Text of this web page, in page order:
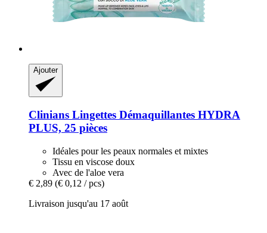
Ajouter
Clinians Lingettes Démaquillantes HYDRA
PLUS, 25 pièces
Idéales pour les peaux normales et mixtes
Tissu en viscose doux
Avec de l'aloe vera
€ 2,89 (€ 0,12 / pcs)
Livraison jusqu'au 17 août